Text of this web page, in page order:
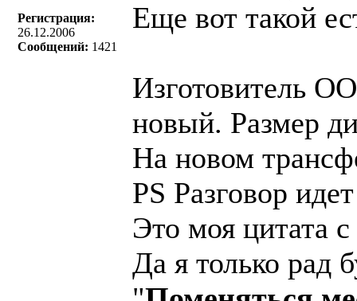
Регистрация:
26.12.2006
Сообщений: 1421
Еще вот такой
Изготовитель
новый. Размер
На новом
PS Разговор
Это моя цитата
Да я только рад